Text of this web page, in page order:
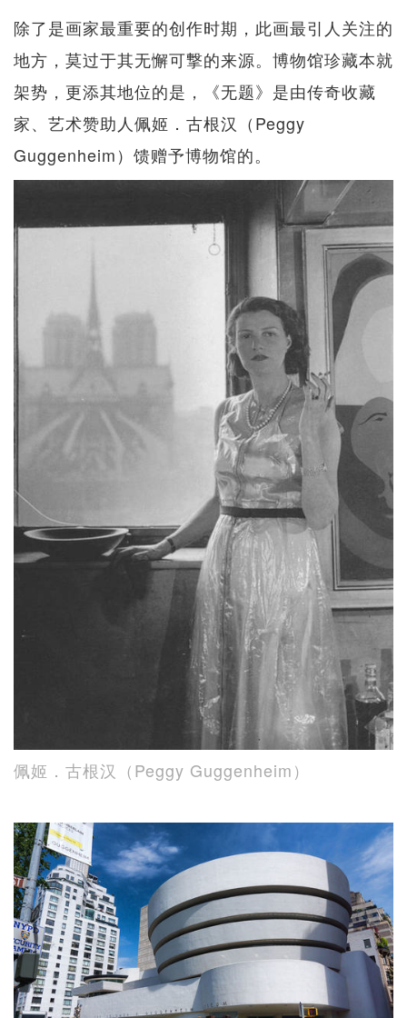
除了是画家最重要的创作时期，此画最引人关注的
地方，莫过于其无懈可撃的来源。博物馆珍藏本就
架势，更添其地位的是，《无题》是由传奇收藏
家、艺术赞助人佩姬．古根汉（Peggy
Guggenheim）馈赠予博物馆的。
佩姬．古根汉（Peggy Guggenheim）